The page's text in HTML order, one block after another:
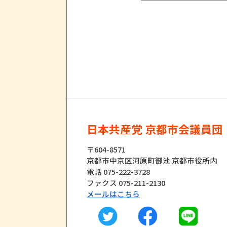
日本共産党 京都市会議員団
〒604-8571
京都市中京区河原町御池 京都市役所内
電話 075-222-3728
ファクス 075-211-2130
メールはこちら